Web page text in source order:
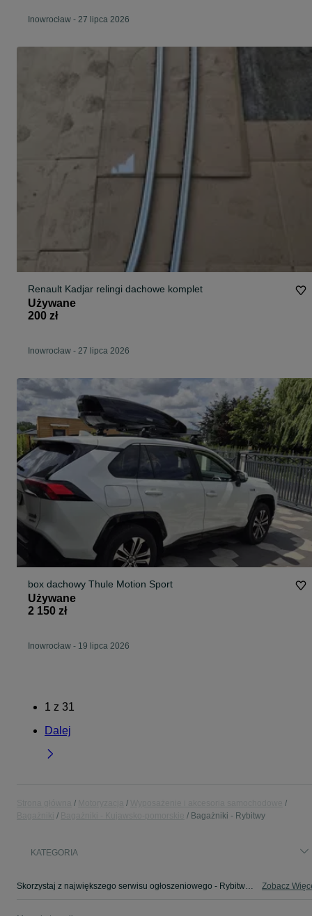
Inowrocław - 27 lipca 2026
Renault Kadjar relingi dachowe komplet
Używane
200 zł
Inowrocław - 27 lipca 2026
box dachowy Thule Motion Sport
Używane
2 150 zł
Inowrocław - 19 lipca 2026
1 z 31
Dalej
Bagażniki - Rybitwy
KATEGORIA
Skorzystaj z największego serwisu ogłoszeniowego - Rybitwy i okolice! - kupuj lub sprzedawaj jeszcze wygodniej w kategorii Bagażniki! Zobacz